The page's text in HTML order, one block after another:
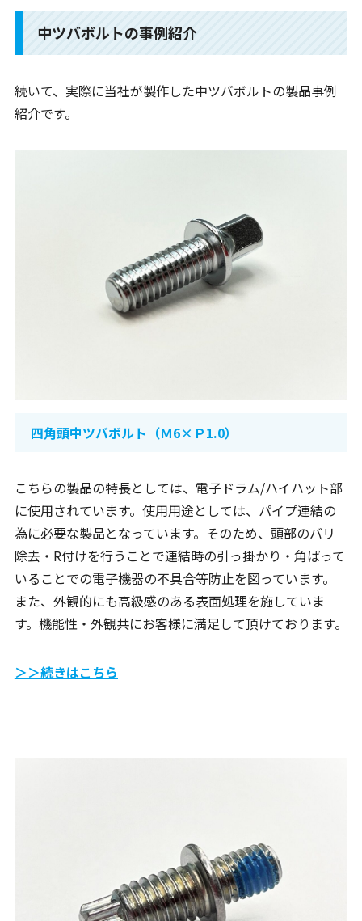
中ツバボルトの事例紹介
続いて、実際に当社が製作した中ツバボルトの製品事例
紹介です。
四角頭中ツバボルト（Ｍ6×Ｐ1.0）
こちらの製品の特長としては、電子ドラム/ハイハット部
に使用されています。使用用途としては、パイプ連結の
為に必要な製品となっています。そのため、頭部のバリ
除去・R付けを行うことで連結時の引っ掛かり・角ばって
いることでの電子機器の不具合等防止を図っています。
また、外観的にも高級感のある表面処理を施していま
す。機能性・外観共にお客様に満足して頂けております。
＞＞続きはこちら